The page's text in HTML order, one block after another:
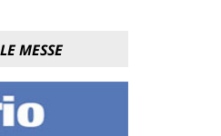
MESSE